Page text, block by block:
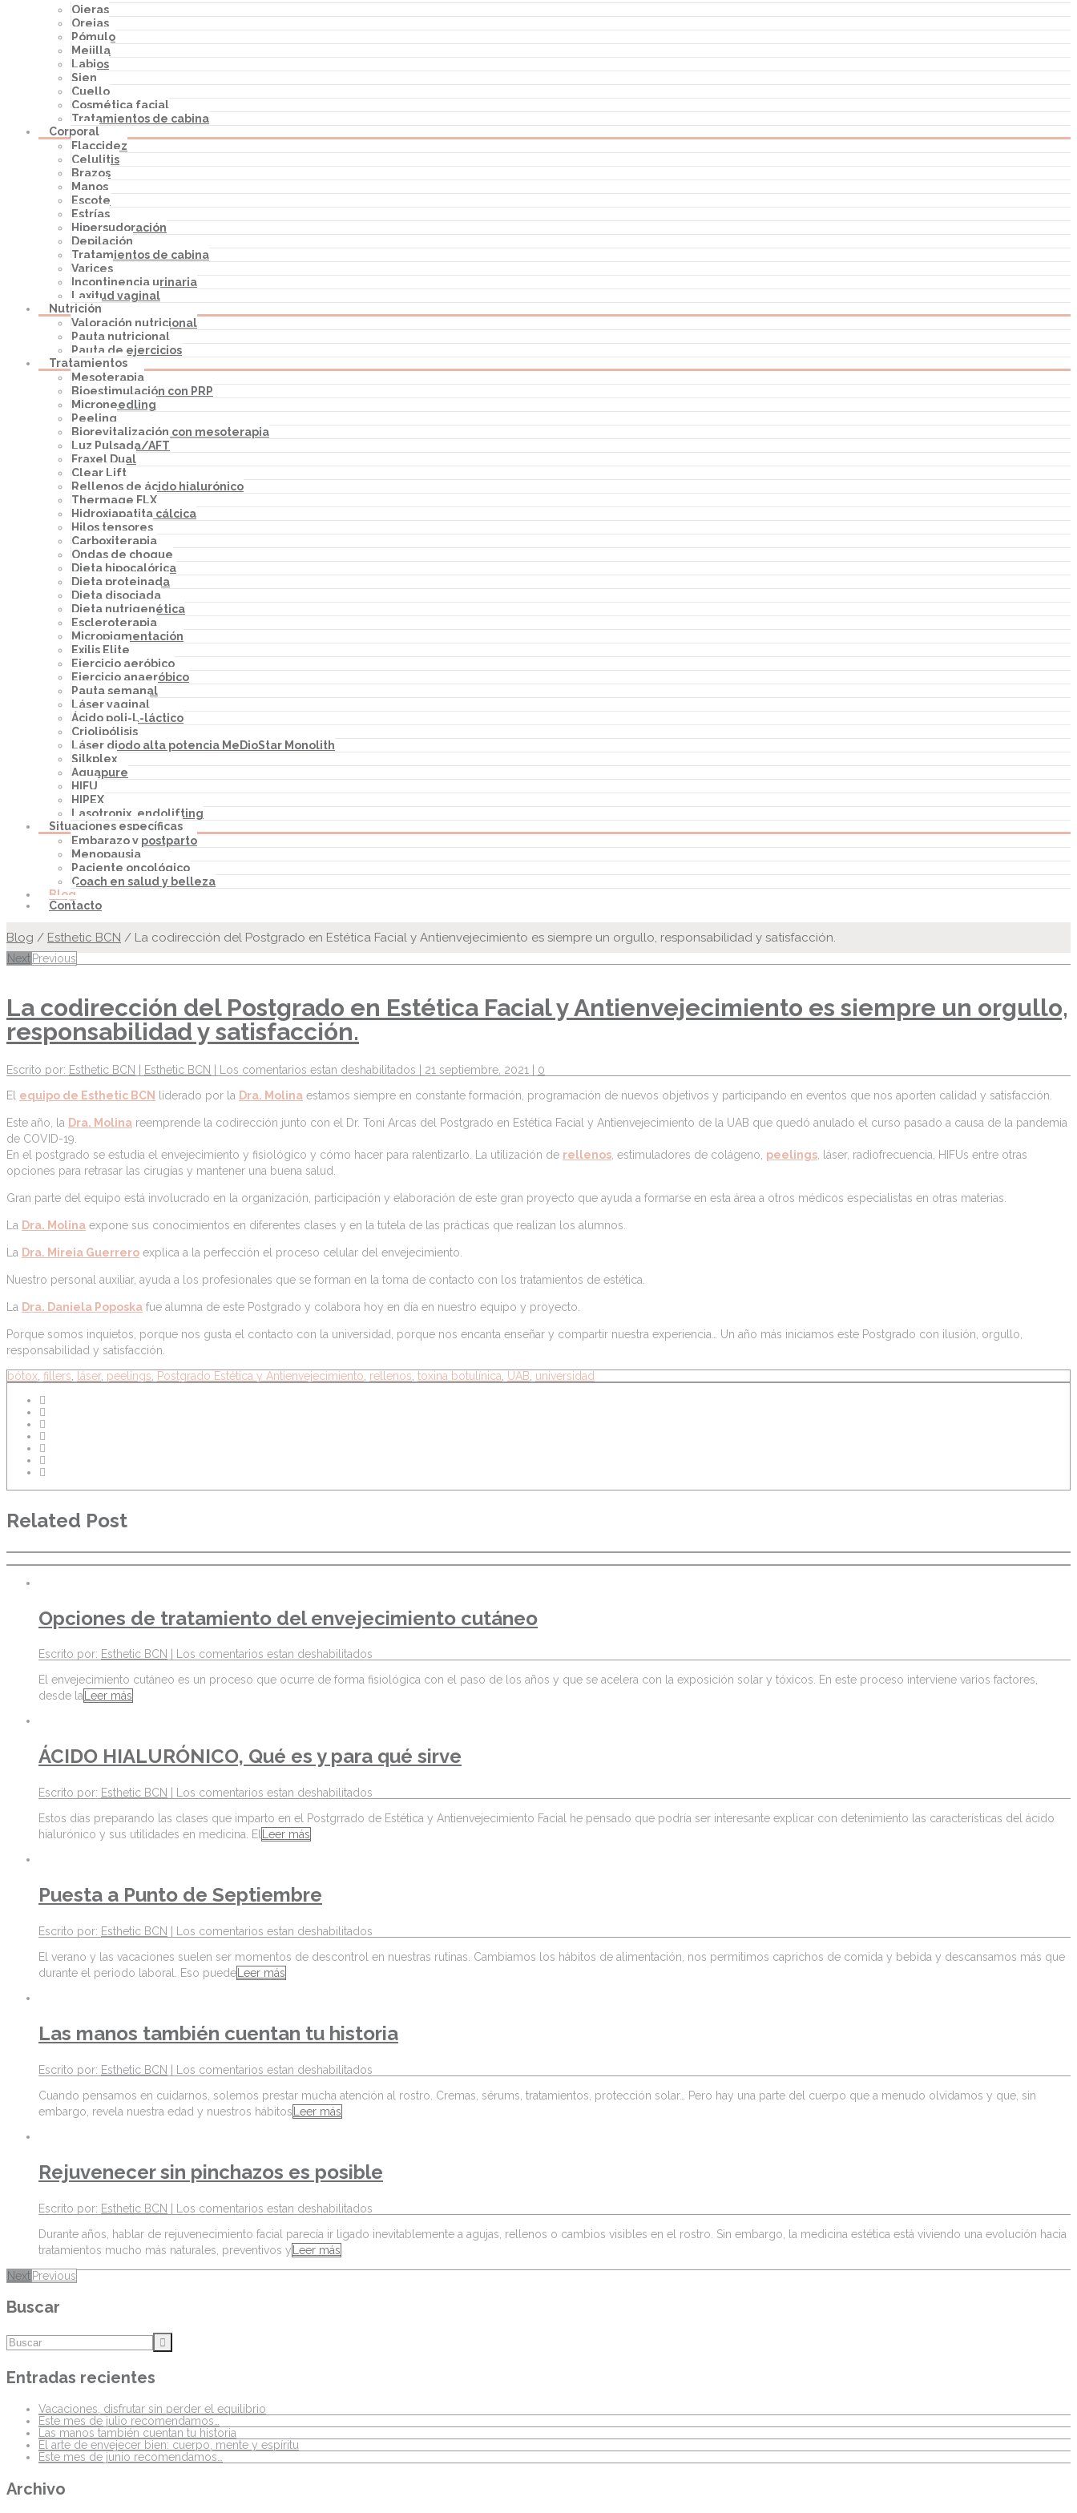
Ojeras
Orejas
Pómulo
Mejilla
Labios
Sien
Cuello
Cosmética facial
Tratamientos de cabina
Corporal
Flaccidez
Celulitis
Brazos
Manos
Escote
Estrías
Hipersudoración
Depilación
Tratamientos de cabina
Varices
Incontinencia urinaria
Laxitud vaginal
Nutrición
Valoración nutricional
Pauta nutricional
Pauta de ejercicios
Tratamientos
Mesoterapia
Bioestimulación con PRP
Microneedling
Peeling
Biorevitalización con mesoterapia
Luz Pulsada/AFT
Fraxel Dual
Clear Lift
Rellenos de ácido hialurónico
Thermage FLX
Hidroxiapatita cálcica
Hilos tensores
Carboxiterapia
Ondas de choque
Dieta hipocalórica
Dieta proteinada
Dieta disociada
Dieta nutrigenética
Escleroterapia
Micropigmentación
Exilis Elite
Ejercicio aeróbico
Ejercicio anaeróbico
Pauta semanal
Láser vaginal
Ácido poli-L-láctico
Criolipólisis
Láser diodo alta potencia MeDioStar Monolith
Silkplex
Aquapure
HIFU
HIPEX
Lasotronix, endolifting
Situaciones específicas
Embarazo y postparto
Menopausia
Paciente oncológico
Coach en salud y belleza
Blog
Contacto
Blog / Esthetic BCN / La codirección del Postgrado en Estética Facial y Antienvejecimiento es siempre un orgullo, responsabilidad y satisfacción.
Next Previous
La codirección del Postgrado en Estética Facial y Antienvejecimiento es siempre un orgullo,
responsabilidad y satisfacción.
Escrito por: Esthetic BCN Esthetic BCN Los comentarios estan deshabilitados 21 septiembre, 2021
0
El equipo de Esthetic BCN liderado por la Dra. Molina estamos siempre en constante formación, programación de nuevos objetivos y participando en eventos que nos aporten calidad y satisfacción.
Este año, la Dra. Molina reemprende la codirección junto con el Dr. Toni Arcas del Postgrado en Estética Facial y Antienvejecimiento de la UAB que quedó anulado el curso pasado a causa de la pandemia
de COVID-19.
En el postgrado se estudia el envejecimiento y fisiológico y cómo hacer para ralentizarlo. La utilización de rellenos , estimuladores de colágeno, peelings , láser, radiofrecuencia, HIFUs entre otras
opciones para retrasar las cirugías y mantener una buena salud.
Gran parte del equipo está involucrado en la organización, participación y elaboración de este gran proyecto que ayuda a formarse en esta área a otros médicos especialistas en otras materias.
La Dra. Molina expone sus conocimientos en diferentes clases y en la tutela de las prácticas que realizan los alumnos.
La Dra. Mireia Guerrero explica a la perfección el proceso celular del envejecimiento.
Nuestro personal auxiliar, ayuda a los profesionales que se forman en la toma de contacto con los tratamientos de estética.
La Dra. Daniela Poposka fue alumna de este Postgrado y colabora hoy en día en nuestro equipo y proyecto.
Porque somos inquietos, porque nos gusta el contacto con la universidad, porque nos encanta enseñar y compartir nuestra experiencia… Un año más iniciamos este Postgrado con ilusión, orgullo,
responsabilidad y satisfacción.
bótox fillers láser, peelings Postgrado Estética y Antienvejecimiento rellenos toxina botulínica UAB universidad
Related Post
Opciones de tratamiento del envejecimiento cutáneo
Escrito por: Esthetic BCN
Los comentarios estan deshabilitados
El envejecimiento cutáneo es un proceso que ocurre de forma fisiológica con el paso de los años y que se acelera con la exposición solar y tóxicos. En este proceso interviene varios factores,
desde laLeer más
ÁCIDO HIALURÓNICO, Qué es y para qué sirve
Escrito por: Esthetic BCN
Los comentarios estan deshabilitados
Estos días preparando las clases que imparto en el Postgrrado de Estética y Antienvejecimiento Facial he pensado que podría ser interesante explicar con detenimiento las características del ácido
hialurónico y sus utilidades en medicina. ElLeer más
Puesta a Punto de Septiembre
Escrito por: Esthetic BCN
Los comentarios estan deshabilitados
El verano y las vacaciones suelen ser momentos de descontrol en nuestras rutinas. Cambiamos los hábitos de alimentación, nos permitimos caprichos de comida y bebida y descansamos más que
durante el periodo laboral. Eso puede Leer más
Las manos también cuentan tu historia
Escrito por: Esthetic BCN
Los comentarios estan deshabilitados
Cuando pensamos en cuidarnos, solemos prestar mucha atención al rostro. Cremas, sérums, tratamientos, protección solar… Pero hay una parte del cuerpo que a menudo olvidamos y que, sin
embargo, revela nuestra edad y nuestros hábitos
Leer más
Rejuvenecer sin pinchazos es posible
Escrito por: Esthetic BCN
Los comentarios estan deshabilitados
Durante años, hablar de rejuvenecimiento facial parecía ir ligado inevitablemente a agujas, rellenos o cambios visibles en el rostro. Sin embargo, la medicina estética está viviendo una evolución hacia
tratamientos mucho más naturales, preventivos y
Leer más
Next Previous
Buscar
Entradas recientes
Vacaciones, disfrutar sin perder el equilibrio
Este mes de julio recomendamos…
Las manos también cuentan tu historia
El arte de envejecer bien: cuerpo, mente y espíritu
Este mes de junio recomendamos…
Archivo